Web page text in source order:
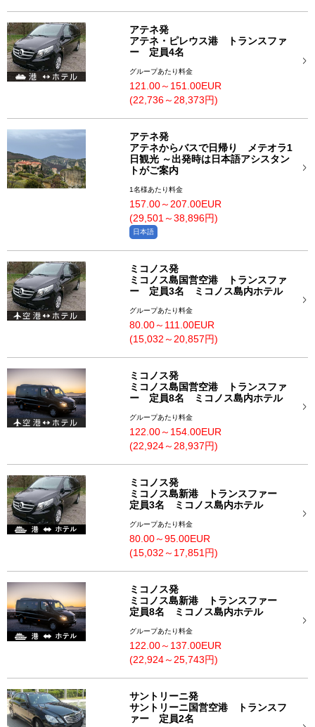
アテネ発
アテネ・ピレウス港 トランスファ
ー 定員4名
グループあたり料金
121.00～151.00EUR
(22,736～28,373円)
アテネ発
アテネからバスで日帰り メテオラ1
日観光 ～出発時は日本語アシスタン
トがご案内
1名様あたり料金
157.00～207.00EUR
(29,501～38,896円)
日本語
ミコノス発
ミコノス島国営空港 トランスファ
ー 定員3名 ミコノス島内ホテル
グループあたり料金
80.00～111.00EUR
(15,032～20,857円)
ミコノス発
ミコノス島国営空港 トランスファ
ー 定員8名 ミコノス島内ホテル
グループあたり料金
122.00～154.00EUR
(22,924～28,937円)
ミコノス発
ミコノス島新港 トランスファー
定員3名 ミコノス島内ホテル
グループあたり料金
80.00～95.00EUR
(15,032～17,851円)
ミコノス発
ミコノス島新港 トランスファー
定員8名 ミコノス島内ホテル
グループあたり料金
122.00～137.00EUR
(22,924～25,743円)
サントリーニ発
サントリーニ国営空港 トランスフ
ァー 定員2名